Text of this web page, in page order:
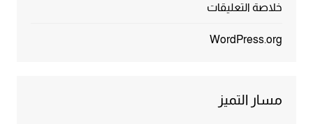
خلاصة التعليقات
WordPress.org
مسار التميز